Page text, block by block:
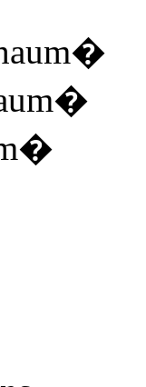
�
�
�